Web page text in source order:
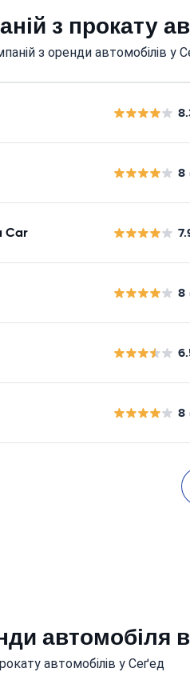
з прокату
з оренди автомобілів у
8
Car
8
8
автомобіля
автомобілів у Сеґед